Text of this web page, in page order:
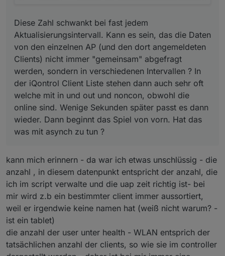
Diese Zahl schwankt bei fast jedem
Aktualisierungsintervall. Kann es sein, das die Daten
von den einzelnen AP (und den dort angemeldeten
Clients) nicht immer "gemeinsam" abgefragt
werden, sondern in verschiedenen Intervallen ? In
der iQontrol Client Liste stehen dann auch sehr oft
welche mit in und out und noncon, obwohl die
online sind. Wenige Sekunden später passt es dann
wieder. Dann beginnt das Spiel von vorn. Hat das
was mit asynch zu tun ?
kann mich erinnern - da war ich etwas unschlüssig - die
anzahl , in diesem datenpunkt entspricht der anzahl, die
ich im script verwalte und die uap zeit richtig ist- bei
mir wird z.b ein bestimmter client immer aussortiert,
weil er irgendwie keine namen hat (weiß nicht warum? -
ist ein tablet)
die anzahl der user unter health - WLAN entsprich der
tatsächlichen anzahl der clients, so wie sie im controller